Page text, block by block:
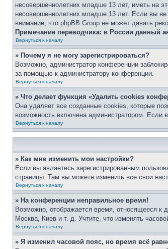
несовершеннолетних младше 13 лет, иметь на
несовершеннолетних младше 13 лет. Если вы
внимание, что phpBB Group не может давать
Примечание переводчика: в России данный
Вернуться к началу
» Почему я не могу зарегистрироваться?
Возможно, администратор конференции
за помощью к администратору конференции.
Вернуться к началу
» Что делает функция «Удалить cookies
Она удаляет все созданные cookies, которые
возможность включена администратором. Если
Вернуться к началу
» Как мне изменить мои настройки?
Если вы являетесь зарегистрированным
страницы. Там вы можете изменить все свои
Вернуться к началу
» На конференции неправильное время!
Возможно, отображается время, относящееся к
Москва, Киев и т. д. Учтите, что изменять
Вернуться к началу
» Я изменил часовой пояс, но время всё